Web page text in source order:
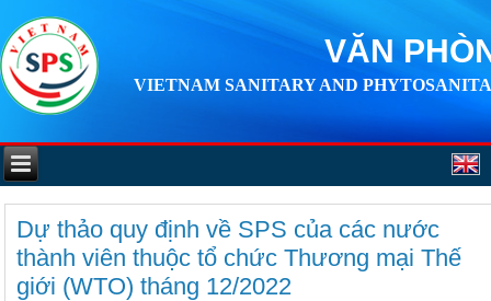
VĂN
VIETNAM SANITARY AND
Dự thảo quy định về SPS của các nước
thành viên thuộc tổ chức Thương mại Thế
giới (WTO) tháng 12/2022